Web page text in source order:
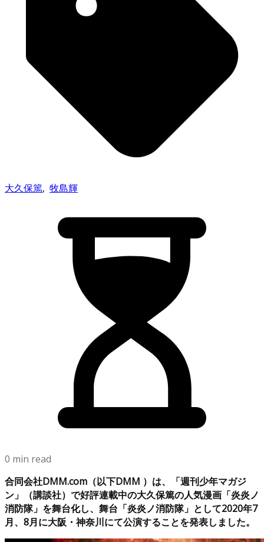
大久保篤, 牧島輝
0 min read
合同会社DMM.com（以下DMM ）は、「週刊少年マガジ
ン」（講談社）で好評連載中の大久保篤の人気漫画「炎炎ノ
消防隊」を舞台化し、舞台「炎炎ノ消防隊」として2020年7
月、8月に大阪・神奈川にて公演することを発表しました。